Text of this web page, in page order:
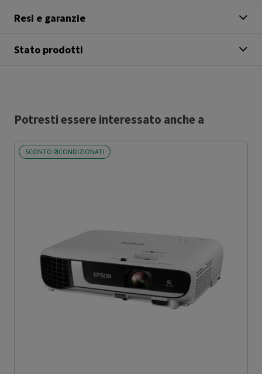
Resi e garanzie
Stato prodotti
Potresti essere interessato anche a
SCONTO RICONDIZIONATI